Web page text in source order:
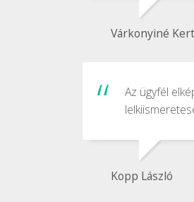
Várkonyiné
Az ügyfél
Kopp László